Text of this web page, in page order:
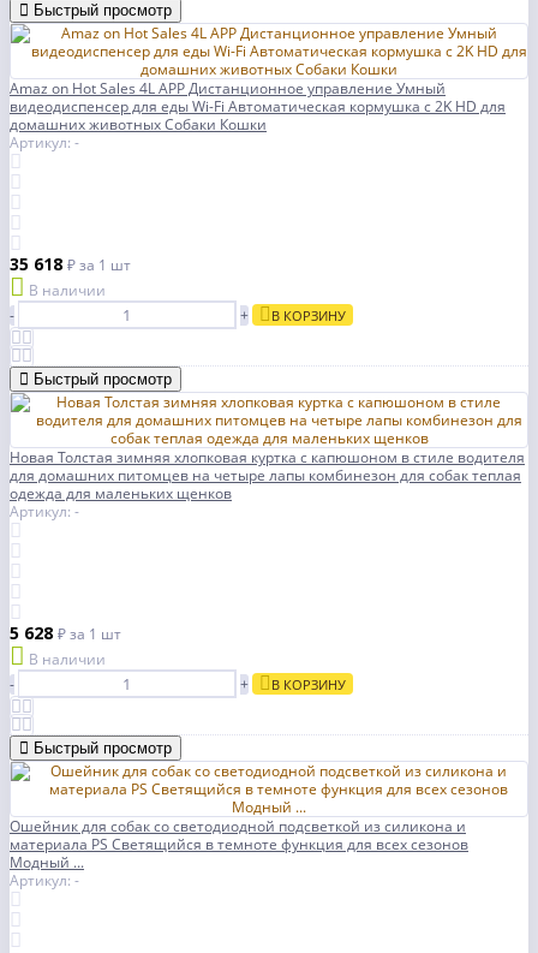
Быстрый просмотр
Amaz on Hot Sales 4L APP Дистанционное управление Умный
видеодиспенсер для еды Wi-Fi Автоматическая кормушка с 2K HD для
домашних животных Собаки Кошки
Артикул: -
35 618 ₽за 1 шт
В наличии
-
+ В КОРЗИНУ
Быстрый просмотр
Новая Толстая зимняя хлопковая куртка с капюшоном в стиле водителя
для домашних питомцев на четыре лапы комбинезон для собак теплая
одежда для маленьких щенков
Артикул: -
5 628 ₽за 1 шт
В наличии
-
+ В КОРЗИНУ
Быстрый просмотр
Ошейник для собак со светодиодной подсветкой из силикона и
материала PS Светящийся в темноте функция для всех сезонов
Модный ...
Артикул: -